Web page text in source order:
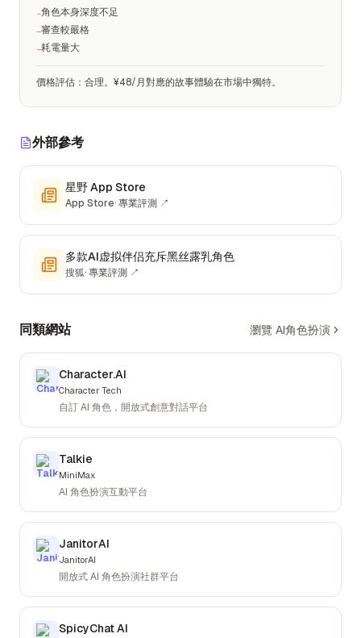
−角色本身深度不足
−審查較嚴格
−耗電量大
價格評估 ： 合理。¥48/月對應的故事體驗在市場中獨特。
外部參考
星野 App Store
App Store·專業評測 ↗
多款AI虚拟伴侣充斥黑丝露乳角色
搜狐·專業評測 ↗
同類網站 瀏覽 AI角色扮演
Character.AI
Character Tech
自訂 AI 角色，開放式創意對話平台
Talkie
MiniMax
AI 角色扮演互動平台
JanitorAI
JanitorAI
開放式 AI 角色扮演社群平台
SpicyChat AI